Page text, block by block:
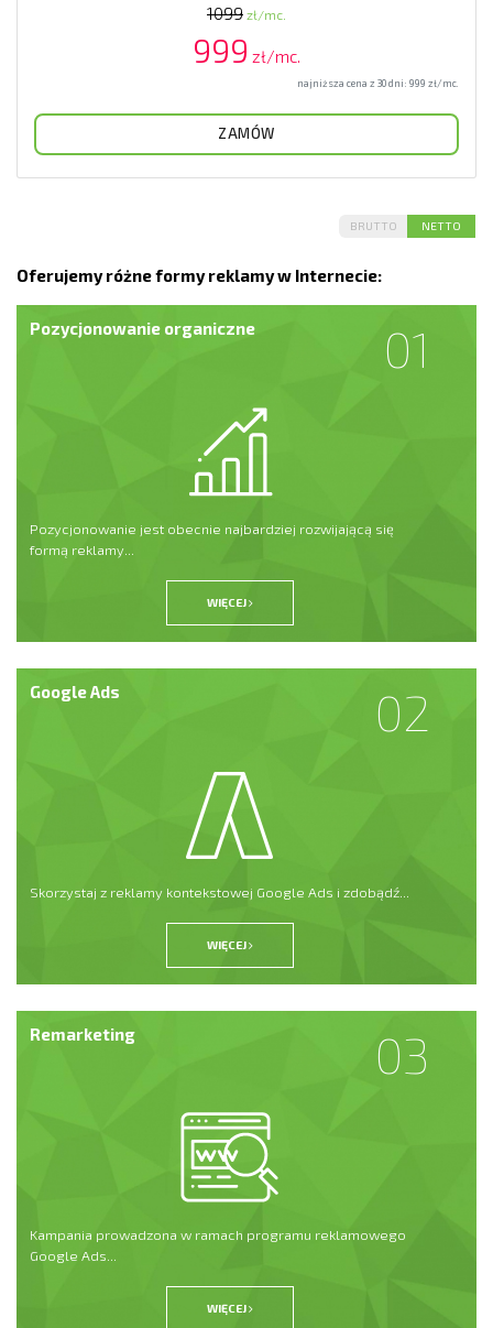
1099 zł/mc.
999 zł/mc.
najniższa cena z 30 dni: 999 zł/mc.
ZAMÓW
BRUTTO NETTO
Oferujemy różne formy reklamy w Internecie:
Pozycjonowanie organiczne 01
Pozycjonowanie jest obecnie najbardziej rozwijającą się
formą reklamy...
WIĘCEJ
Google Ads 02
Skorzystaj z reklamy kontekstowej Google Ads i zdobądź...
WIĘCEJ
Remarketing 03
Kampania prowadzona w ramach programu reklamowego
Google Ads...
WIĘCEJ